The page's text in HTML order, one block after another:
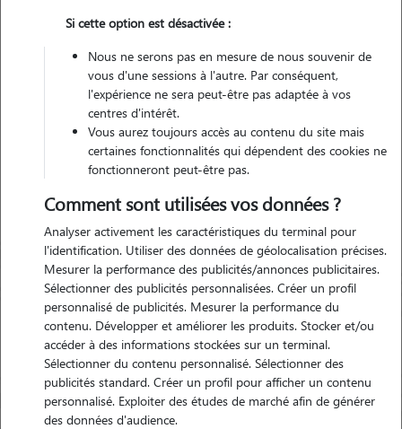
Roybon
Plus de 1 propriétaires satisfaits pour
la garde de leur animal à Roybon
Garde d'animaux Roybon
(38940)
Avis déposé par Caroline le 09-
08-2021 12:02
" Accueil et lieu super. Je recommande
vivement Mégane."
5/5
Précédent Suivant
Si cette option est désactivée :
Nous ne serons pas en mesure de nous souvenir de
vous d'une sessions à l'autre. Par conséquent,
l'expérience ne sera peut-être pas adaptée à vos
centres d'intérêt.
Vous aurez toujours accès au contenu du site mais
certaines fonctionnalités qui dépendent des cookies ne
fonctionneront peut-être pas.
Comment sont utilisées vos données ?
Analyser activement les caractéristiques du terminal pour
l'identification. Utiliser des données de géolocalisation précises.
Mesurer la performance des publicités/annonces publicitaires.
Sélectionner des publicités personnalisées. Créer un profil
personnalisé de publicités. Mesurer la performance du
contenu. Développer et améliorer les produits. Stocker et/ou
accéder à des informations stockées sur un terminal.
Sélectionner du contenu personnalisé. Sélectionner des
publicités standard. Créer un profil pour afficher un contenu
personnalisé. Exploiter des études de marché afin de générer
des données d'audience.